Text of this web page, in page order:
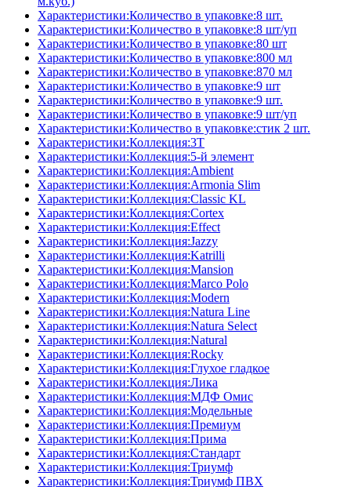
Характеристики:Количество в упаковке:8 шт.
Характеристики:Количество в упаковке:8 шт/уп
Характеристики:Количество в упаковке:80 шт
Характеристики:Количество в упаковке:800 мл
Характеристики:Количество в упаковке:870 мл
Характеристики:Количество в упаковке:9 шт
Характеристики:Количество в упаковке:9 шт.
Характеристики:Количество в упаковке:9 шт/уп
Характеристики:Количество в упаковке:стик 2 шт.
Характеристики:Коллекция:3T
Характеристики:Коллекция:5-й элемент
Характеристики:Коллекция:Ambient
Характеристики:Коллекция:Armonia Slim
Характеристики:Коллекция:Classic KL
Характеристики:Коллекция:Cortex
Характеристики:Коллекция:Effect
Характеристики:Коллекция:Jazzy
Характеристики:Коллекция:Katrilli
Характеристики:Коллекция:Mansion
Характеристики:Коллекция:Marco Polo
Характеристики:Коллекция:Modern
Характеристики:Коллекция:Natura Line
Характеристики:Коллекция:Natura Select
Характеристики:Коллекция:Natural
Характеристики:Коллекция:Rocky
Характеристики:Коллекция:Глухое гладкое
Характеристики:Коллекция:Лика
Характеристики:Коллекция:МДФ Омис
Характеристики:Коллекция:Модельные
Характеристики:Коллекция:Премиум
Характеристики:Коллекция:Прима
Характеристики:Коллекция:Стандарт
Характеристики:Коллекция:Триумф
Характеристики:Коллекция:Триумф ПВХ